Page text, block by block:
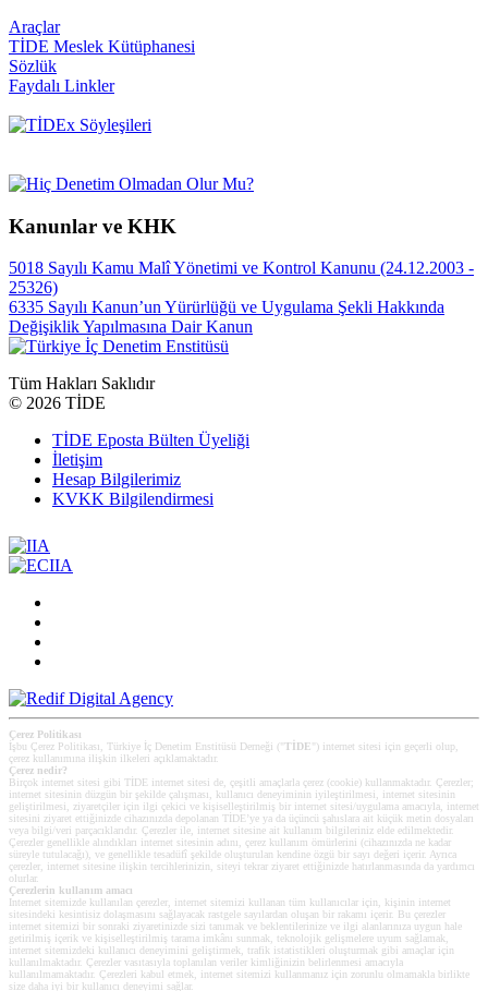
Araçlar
TİDE Meslek Kütüphanesi
Sözlük
Faydalı Linkler
Kanunlar ve KHK
5018 Sayılı Kamu Malî Yönetimi ve Kontrol Kanunu (24.12.2003 -
25326)
6335 Sayılı Kanun’un Yürürlüğü ve Uygulama Şekli Hakkında
Değişiklik Yapılmasına Dair Kanun
Tüm Hakları Saklıdır
© 2026 TİDE
TİDE Eposta Bülten Üyeliği
İletişim
Hesap Bilgilerimiz
KVKK Bilgilendirmesi
Çerez Politikası
İşbu Çerez Politikası, Türkiye İç Denetim Enstitüsü Derneği (" TİDE ") internet sitesi için geçerli olup,
çerez kullanımına ilişkin ilkeleri açıklamaktadır.
Çerez nedir?
Birçok internet sitesi gibi TİDE internet sitesi de, çeşitli amaçlarla çerez (cookie) kullanmaktadır. Çerezler;
internet sitesinin düzgün bir şekilde çalışması, kullanıcı deneyiminin iyileştirilmesi, internet sitesinin
geliştirilmesi, ziyaretçiler için ilgi çekici ve kişiselleştirilmiş bir internet sitesi/uygulama amacıyla, internet
sitesini ziyaret ettiğinizde cihazınızda depolanan TİDE’ye ya da üçüncü şahıslara ait küçük metin dosyaları
veya bilgi/veri parçacıklarıdır. Çerezler ile, internet sitesine ait kullanım bilgileriniz elde edilmektedir.
Çerezler genellikle alındıkları internet sitesinin adını, çerez kullanım ömürlerini (cihazınızda ne kadar
süreyle tutulacağı), ve genellikle tesadüfî şekilde oluşturulan kendine özgü bir sayı değeri içerir. Ayrıca
çerezler, internet sitesine ilişkin tercihlerinizin, siteyi tekrar ziyaret ettiğinizde hatırlanmasında da yardımcı
olurlar.
Çerezlerin kullanım amacı
Internet sitemizde kullanılan çerezler, internet sitemizi kullanan tüm kullanıcılar için, kişinin internet
sitesindeki kesintisiz dolaşmasını sağlayacak rastgele sayılardan oluşan bir rakamı içerir. Bu çerezler
internet sitemizi bir sonraki ziyaretinizde sizi tanımak ve beklentilerinize ve ilgi alanlarınıza uygun hale
getirilmiş içerik ve kişiselleştirilmiş tarama imkânı sunmak, teknolojik gelişmelere uyum sağlamak,
internet sitemizdeki kullanıcı deneyimini geliştirmek, trafik istatistikleri oluşturmak gibi amaçlar için
kullanılmaktadır. Çerezler vasıtasıyla toplanılan veriler kimliğinizin belirlenmesi amacıyla
kullanılmamaktadır. Çerezleri kabul etmek, internet sitemizi kullanmanız için zorunlu olmamakla birlikte
size daha iyi bir kullanıcı deneyimi sağlar.